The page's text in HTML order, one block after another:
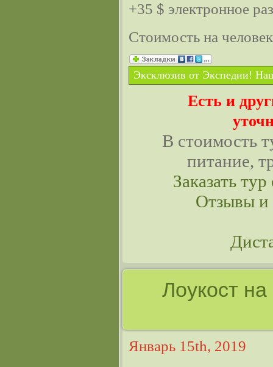
+35 $ электронное
Стоимость на
Эксклюзив от Экспедии!
Есть и
В стоимость
питание,
Заказать
Отзывы и
Лоукост
Январь 15th, 2019